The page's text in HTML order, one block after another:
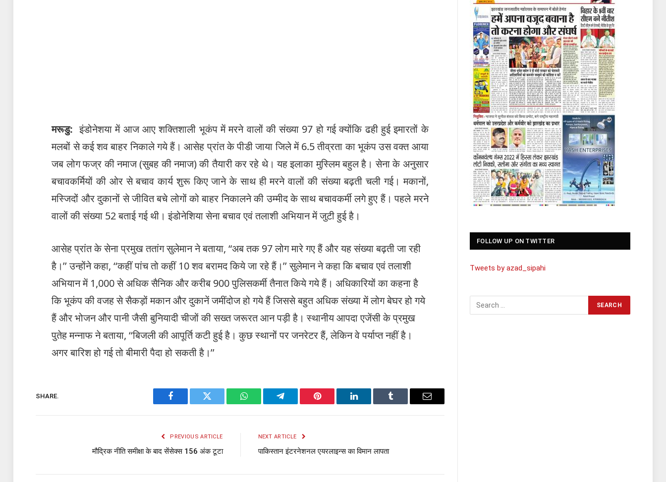
मरूडु: इंडोनेशया में आज आए शक्तिशाली भूकंप में मरने वालों की संख्या 97 हो गई क्योंकि ढही हुई इमारतों के
मलबों से कई शव बाहर निकाले गये हैं। आसेह प्रांत के पीडी जाया जिले में 6.5 तीव्रता का भूकंप उस वक्त आया
जब लोग फज्र की नमाज (सुबह की नमाज) की तैयारी कर रहे थे। यह इलाका मुस्लिम बहुल है। सेना के अनुसार
बचावकर्मियों की ओर से बचाव कार्य शुरू किए जाने के साथ ही मरने वालों की संख्या बढ़ती चली गई। मकानों,
मस्जिदों और दुकानों से जीवित बचे लोगों को बाहर निकालने की उम्मीद के साथ बचावकर्मी लगे हुए हैं। पहले मरने
वालों की संख्या 52 बताई गई थी। इंडोनेशिया सेना बचाव एवं तलाशी अभियान में जुटी हुई है।
आसेह प्रांत के सेना प्रमुख ततांग सुलेमान ने बताया, “अब तक 97 लोग मारे गए हैं और यह संख्या बढ़ती जा रही
है।’’ उन्होंने कहा, ‘‘कहीं पांच तो कहीं 10 शव बरामद किये जा रहे हैं।’’ सुलेमान ने कहा कि बचाव एवं तलाशी
अभियान में 1,000 से अधिक सैनिक और करीब 900 पुलिसकर्मी तैनात किये गये हैं। अधिकारियों का कहना है
कि भूकंप की वजह से सैकड़ों मकान और दुकानें जमींदोज हो गये हैं जिससे बहुत अधिक संख्या में लोग बेघर हो गये
हैं और भोजन और पानी जैसी बुनियादी चीजों की सख्त जरूरत आन पड़ी है। स्थानीय आपदा एजेंसी के प्रमुख
पुतेह मन्नाफ ने बताया, ‘‘बिजली की आपूर्ति कटी हुई है। कुछ स्थानों पर जनरेटर हैं, लेकिन वे पर्याप्त नहीं है।
अगर बारिश हो गई तो बीमारी पैदा हो सकती है।’’
SHARE.
Facebook Twitter WhatsAppTelegram Pinterest LinkedIn Tumblr Email
PREVIOUS ARTICLE
मौद्रिक नीति समीक्षा के बाद सेंसेक्स 156 अंक टूटा
NEXT ARTICLE
पाकिस्तान इंटरनेशनल एयरलाइन्स का विमान लापता
FOLLOW UP ON TWITTER
Tweets by azad_sipahi